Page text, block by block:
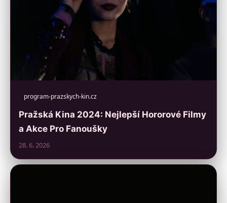
program-prazskych-kin.cz
Pražská Kina 2024: Nejlepší Hororové Filmy
a Akce Pro Fanoušky
28. 6. 2026